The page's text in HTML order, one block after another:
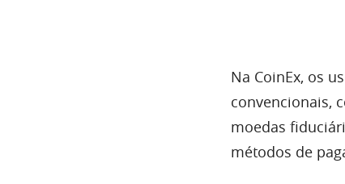
Na CoinEx, os
convencionais,
moedas
métodos de